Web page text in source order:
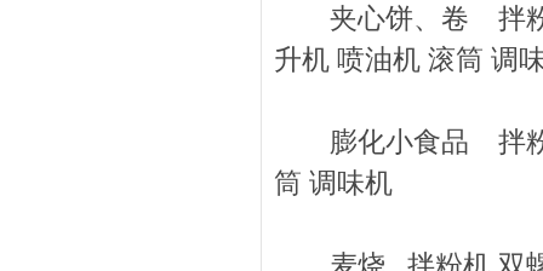
夹心饼、卷 拌粉
升机 喷油机 滚筒 调
膨化小食品 拌粉
筒 调味机